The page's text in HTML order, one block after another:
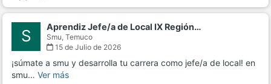
S Aprendiz Jefe/a de Local IX Región…
Smu, Temuco
15 de Julio de 2026
¡súmate a smu y desarrolla tu carrera como jefe/a de local! en
smu… Ver más